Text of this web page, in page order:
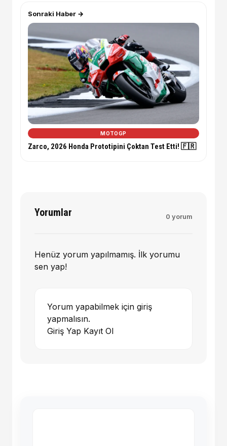
Sonraki Haber →
MOTOGP
Zarco, 2026 Honda Prototipini Çoktan Test Etti! 🇫🇷
Yorumlar 0 yorum
Henüz yorum yapılmamış. İlk yorumu
sen yap!
Yorum yapabilmek için giriş
yapmalısın.
Giriş Yap Kayıt Ol